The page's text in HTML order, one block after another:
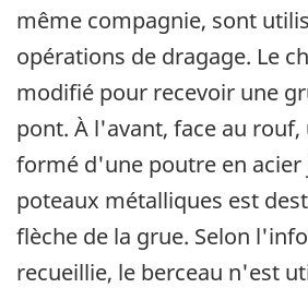
même compagnie, sont
opérations de dragage. Le
modifié pour recevoir une
pont. À l'avant, face au rouf,
formé d'une poutre en
poteaux métalliques est
flèche de la grue. Selon
recueillie, le berceau n'est